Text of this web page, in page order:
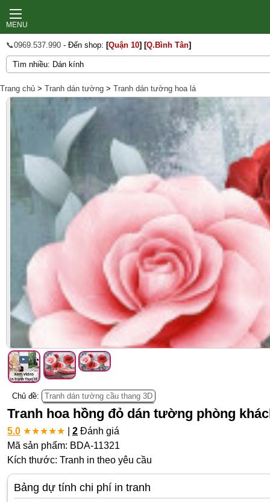
MENU
📞0969.537.990 - Đến shop: [Quận 10] [Q.Bình Tân]
Trang chủ > Tranh dán tường > Tranh dán tường hoa lá
Chủ đề: Tranh dán tường cầu thang 3D
Tranh hoa hồng đỏ dán tường phòng
5.0 ★★★★★ 2 Đánh giá
Mã sản phẩm: BDA-11321
Kích thước: Tranh in theo yêu cầu
Bảng dự tính chi phí in tranh